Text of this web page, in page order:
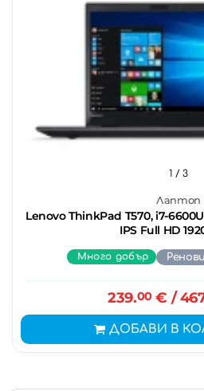
Лаптоп
Lenovo ThinkPad T570, i7-
IPS Full HD
1 / 3
Много добър
239.00€ /
ДОБАВИ В